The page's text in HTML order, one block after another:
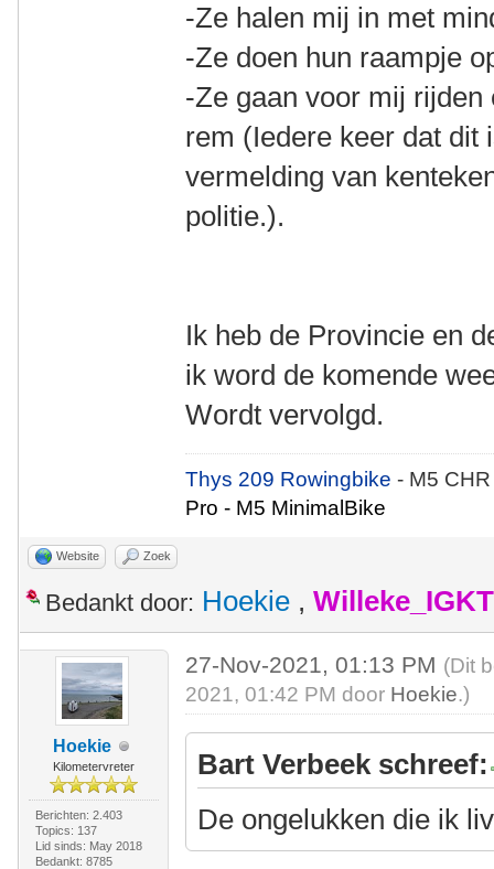
-Ze halen mij in met
-Ze doen hun raampje
-Ze gaan voor mij
rem (Iedere keer dat dit
vermelding van
politie.).
Ik heb de Provincie en
ik word de komende
Wordt vervolgd.
Thys 209 Rowingbike- M5
Pro - M5 MinimalBike
Website Zoek
Bedankt door: Hoekie , Willeke_IGKT
Hoekie
Kilometervreter
Berichten: 2.403
Topics: 137
Lid sinds: May 2018
Bedankt: 8785
27-Nov-2021, 01:13 PM (Dit
2021, 01:42 PM door Hoekie.)
Bart Verbeek schreef:
De ongelukken die ik